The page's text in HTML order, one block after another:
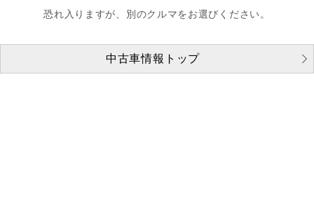
恐れ入りますが、別のクルマをお選びください。
中古車情報トップ